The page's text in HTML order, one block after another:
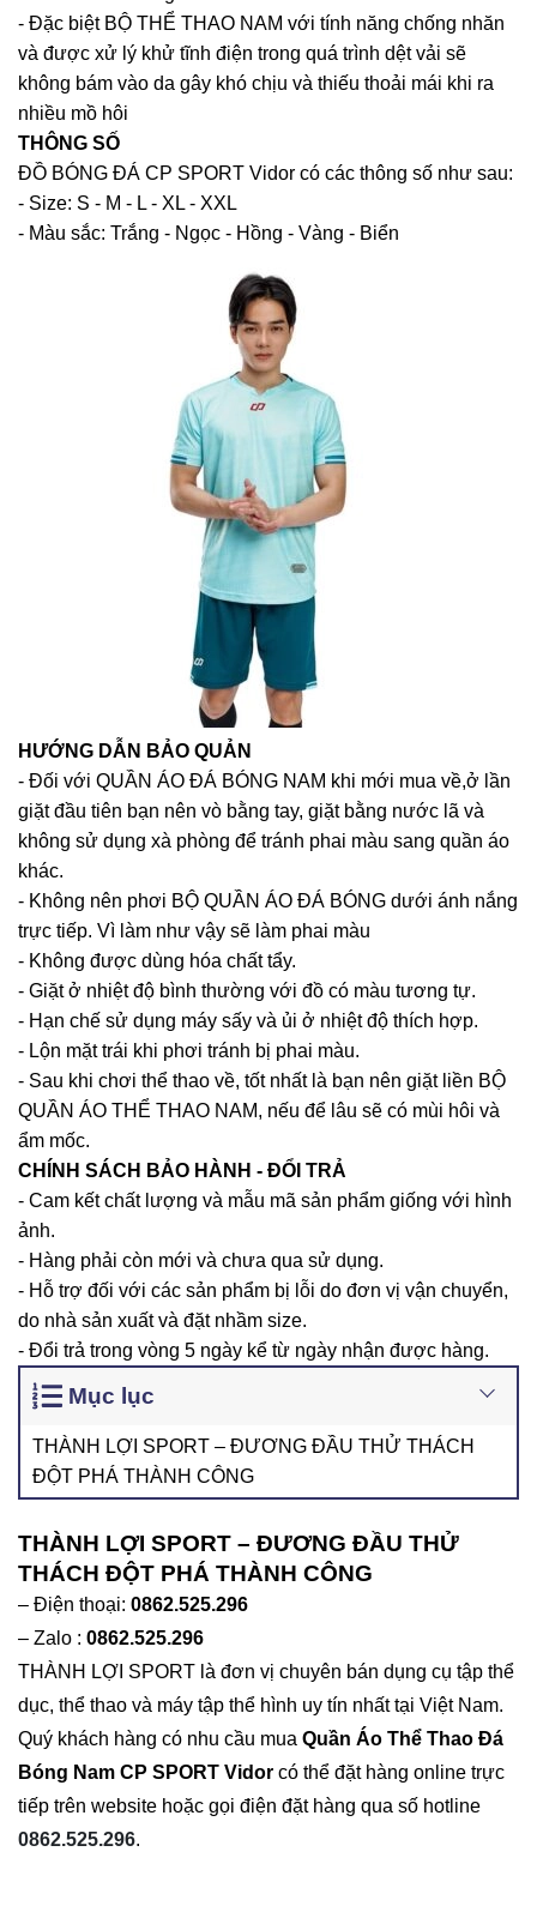
- Đặc biệt BỘ THỂ THAO NAM với tính năng chống nhăn
và được xử lý khử tĩnh điện trong quá trình dệt vải sẽ
không bám vào da gây khó chịu và thiếu thoải mái khi ra
nhiều mồ hôi
THÔNG SỐ
ĐỒ BÓNG ĐÁ CP SPORT Vidor có các thông số như sau:
- Size: S - M - L - XL - XXL
- Màu sắc: Trắng - Ngọc - Hồng - Vàng - Biển
HƯỚNG DẪN BẢO QUẢN
- Đối với QUẦN ÁO ĐÁ BÓNG NAM khi mới mua về,ở lần
giặt đầu tiên bạn nên vò bằng tay, giặt bằng nước lã và
không sử dụng xà phòng để tránh phai màu sang quần áo
khác.
- Không nên phơi BỘ QUẦN ÁO ĐÁ BÓNG dưới ánh nắng
trực tiếp. Vì làm như vậy sẽ làm phai màu
- Không được dùng hóa chất tẩy.
- Giặt ở nhiệt độ bình thường với đồ có màu tương tự.
- Hạn chế sử dụng máy sấy và ủi ở nhiệt độ thích hợp.
- Lộn mặt trái khi phơi tránh bị phai màu.
- Sau khi chơi thể thao về, tốt nhất là bạn nên giặt liền BỘ
QUẦN ÁO THỂ THAO NAM, nếu để lâu sẽ có mùi hôi và
ẩm mốc.
CHÍNH SÁCH BẢO HÀNH - ĐỔI TRẢ
- Cam kết chất lượng và mẫu mã sản phẩm giống với hình
ảnh.
- Hàng phải còn mới và chưa qua sử dụng.
- Hỗ trợ đối với các sản phẩm bị lỗi do đơn vị vận chuyển,
do nhà sản xuất và đặt nhầm size.
- Đổi trả trong vòng 5 ngày kể từ ngày nhận được hàng.
Mục lục
THÀNH LỢI SPORT – ĐƯƠNG ĐẦU THỬ THÁCH
ĐỘT PHÁ THÀNH CÔNG
THÀNH LỢI SPORT – ĐƯƠNG ĐẦU THỬ
THÁCH ĐỘT PHÁ THÀNH CÔNG
– Điện thoại: 0862.525.296
– Zalo : 0862.525.296
THÀNH LỢI SPORT là đơn vị chuyên bán dụng cụ tập thể
dục, thể thao và máy tập thể hình uy tín nhất tại Việt Nam.
Quý khách hàng có nhu cầu mua Quần Áo Thể Thao Đá
Bóng Nam CP SPORT Vidor có thể đặt hàng online trực
tiếp trên website hoặc gọi điện đặt hàng qua số hotline
0862.525.296.